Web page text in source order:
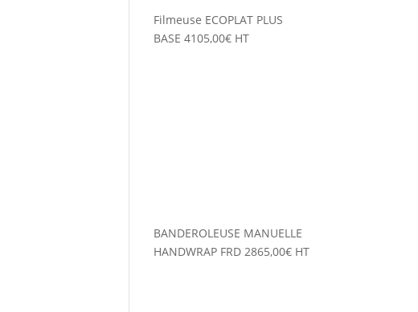
Filmeuse ECOPLAT PLUS
BASE 4105,00€ HT
BANDEROLEUSE MANUELLE
HANDWRAP FRD 2865,00€ HT